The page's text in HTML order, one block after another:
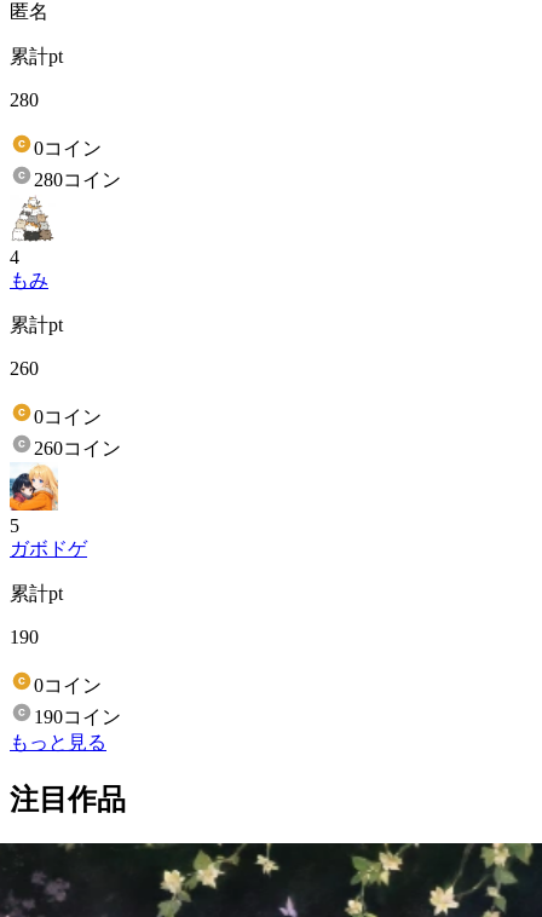
匿名
累計pt
280
0コイン
280コイン
4
もみ
累計pt
260
0コイン
260コイン
5
ガボドゲ
累計pt
190
0コイン
190コイン
もっと見る
注目作品